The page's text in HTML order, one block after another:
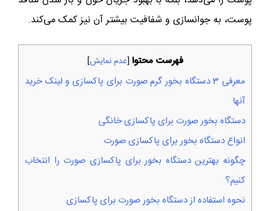
پوست، به جوانسازی و شفافیت بیشتر آن نیز کمک می‌کند.
فهرست محتوا [عدم نمایش]
معرفی 3 دستگاه بخور گرم صورت برای پاکسازی و لینک خرید
آنها
دستگاه بخور صورت برای پاکسازی خانگی
انواع دستگاه بخور برای پاکسازی صورت
چگونه بهترین دستگاه بخور برای پاکسازی صورت را انتخاب
کنیم؟
نحوه استفاده از دستگاه بخور صورت برای پاکسازی